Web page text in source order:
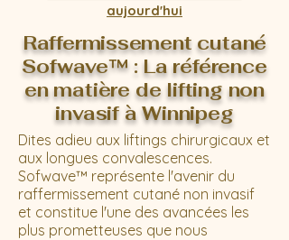
aujourd'hui
Raffermissement cutané
Sofwave™ : La référence
en matière de lifting non
invasif à Winnipeg
Dites adieu aux liftings chirurgicaux et
aux longues convalescences.
Sofwave™ représente l'avenir du
raffermissement cutané non invasif
et constitue l'une des avancées les
plus prometteuses que nous